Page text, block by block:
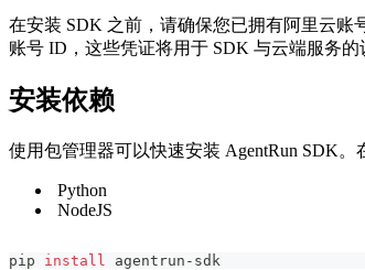
在安装 SDK 之前，请确保您已拥有阿里云账
账号 ID，这些凭证将用于 SDK 与云端服务的
安装依赖
使用包管理器可以快速安装 AgentRun SDK
Python
NodeJS
pip install agentrun-sdk